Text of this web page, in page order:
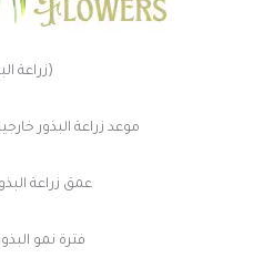
(زراعة
موعد زراعة البذور
عمق زراعة البذور: 0.5
فترة نمو البذور: 6-9